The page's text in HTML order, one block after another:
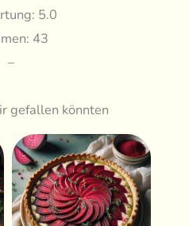
5.0
43
–
gefallen könnten